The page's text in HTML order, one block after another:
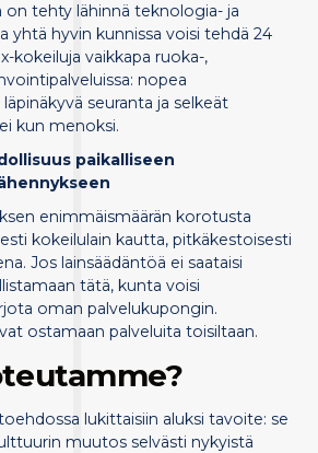
on tehty lähinnä teknologia- ja
yhtä hyvin kunnissa voisi tehdä 24
kokeiluja vaikkapa ruoka-,
nopea
seuranta ja selkeät
kun menoksi.
paikalliseen
enimmäismäärän korotusta
kokeilulain kautta, pitkäkestoisesti
Jos lainsäädäntöä ei saataisi
tätä, kunta voisi
oman palvelukupongin.
ostamaan palveluita toisiltaan.
lukittaisiin aluksi tavoite: se
muutos selvästi nykyistä